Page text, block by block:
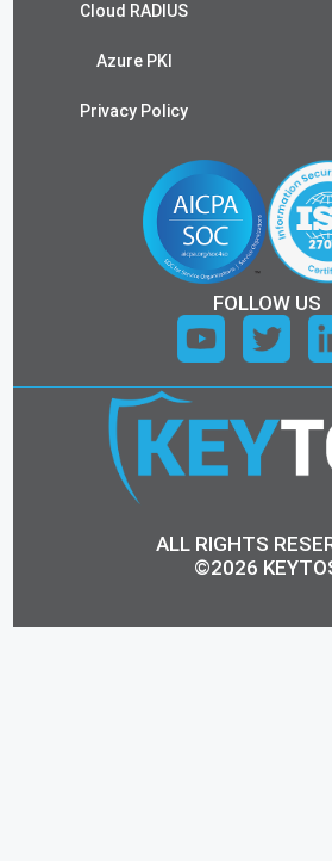
ALL RIGHTS
©2026
Cloud RADIUS
Azure PKI
Privacy Policy
FOLLOW US